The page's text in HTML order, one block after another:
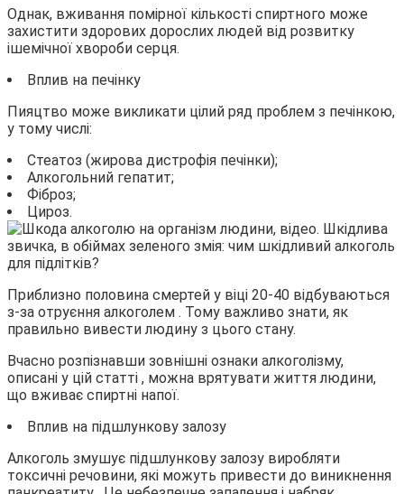
Однак, вживання помірної кількості спиртного може
захистити здорових дорослих людей від розвитку
ішемічної хвороби серця.
Вплив на печінку
Пияцтво може викликати цілий ряд проблем з печінкою,
у тому числі:
Стеатоз (жирова дистрофія печінки);
Алкогольний гепатит;
Фіброз;
Цироз.
Приблизно половина смертей у віці 20-40 відбуваються
з-за отруєння алкоголем . Тому важливо знати, як
правильно вивести людину з цього стану.
Вчасно розпізнавши зовнішні ознаки алкоголізму,
описані у цій статті , можна врятувати життя людини,
що вживає спиртні напої.
Вплив на підшлункову залозу
Алкоголь змушує підшлункову залозу виробляти
токсичні речовини, які можуть привести до виникнення